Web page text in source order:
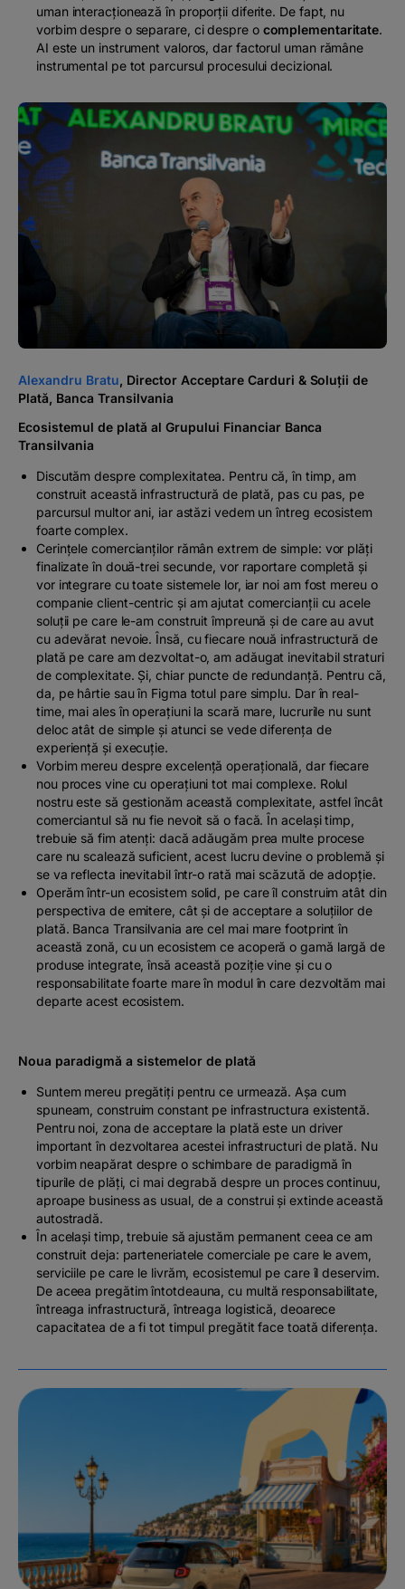
uman interacționează în proporții diferite. De fapt, nu
vorbim despre o separare, ci despre o complementaritate.
AI este un instrument valoros, dar factorul uman rămâne
instrumental pe tot parcursul procesului decizional.
Alexandru Bratu, Director Acceptare Carduri & Soluții de
Plată, Banca Transilvania
Ecosistemul de plată al Grupului Financiar Banca
Transilvania
Discutăm despre complexitatea. Pentru că, în timp, am
construit această infrastructură de plată, pas cu pas, pe
parcursul multor ani, iar astăzi vedem un întreg ecosistem
foarte complex.
Cerințele comercianților rămân extrem de simple: vor plăți
finalizate în două-trei secunde, vor raportare completă și
vor integrare cu toate sistemele lor, iar noi am fost mereu o
companieclient-centric și am ajutat comercianții cu acele
soluții pe care le-am construit împreună și de care au avut
cu adevărat nevoie. Însă, cu fiecare nouă infrastructură de
plată pe care am dezvoltat-o, am adăugat inevitabil straturi
de complexitate. Și, chiar puncte de redundanță. Pentru că,
da, pe hârtie sau în Figma totul pare simplu. Dar în real-
time, mai ales în operațiuni la scară mare, lucrurile nu sunt
deloc atât de simple și atunci se vede diferența de
experiență și execuție.
Vorbim mereu despre excelență operațională, dar fiecare
nou proces vine cu operațiuni tot mai complexe. Rolul
nostru este să gestionăm această complexitate, astfel încât
comerciantul să nu fie nevoit să o facă. În același timp,
trebuie să fim atenți: dacă adăugăm prea multe procese
care nu scalează suficient, acest lucru devine o problemă și
se va reflecta inevitabil într-o rată mai scăzută de adopție.
Operăm într-un ecosistem solid, pe care îl construim atât din
perspectiva de emitere, cât și de acceptare a soluțiilor de
plată. Banca Transilvania are cel mai mare footprint în
această zonă, cu un ecosistem ce acoperă o gamă largă de
produse integrate, însă această poziție vine și cu o
responsabilitate foarte mare în modul în care dezvoltăm mai
departe acest ecosistem.
Noua paradigmă a sistemelor de plată
Suntem mereu pregătiți pentru ce urmează. Așa cum
spuneam, construim constant pe infrastructura existentă.
Pentru noi, zona de acceptare la plată este un driver
important în dezvoltarea acestei infrastructuri de plată. Nu
vorbim neapărat despre o schimbare de paradigmă în
tipurile de plăți, ci mai degrabă despre un proces continuu,
aproape business as usual, de a construi și extinde această
autostradă.
În același timp, trebuie să ajustăm permanent ceea ce am
construit deja: parteneriatele comerciale pe care le avem,
serviciile pe care le livrăm, ecosistemul pe care îl deservim.
De aceea pregătim întotdeauna, cu multă responsabilitate,
întreaga infrastructură, întreaga logistică, deoarece
capacitatea de a fi tot timpul pregătit face toată diferența.